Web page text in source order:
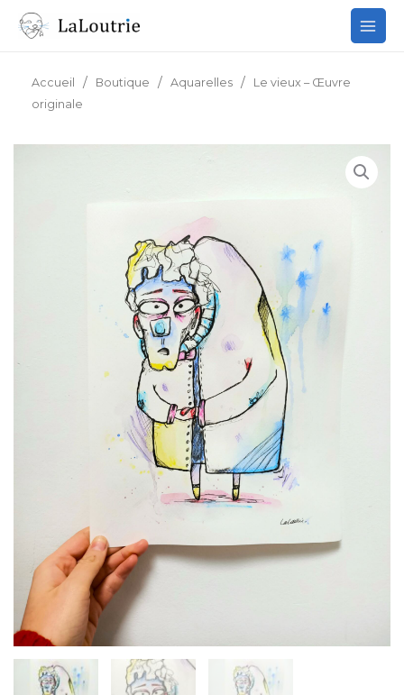
Accueil / Boutique / Aquarelles /
Le vieux – Œuvre
originale